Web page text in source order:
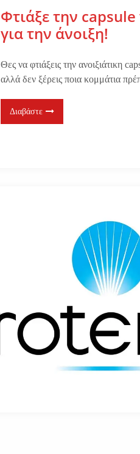
Φτιάξε την
για την άνοιξη!
Θες να φτιάξεις την ανοιξιάτικη
αλλά δεν ξέρεις ποια κομμάτια
Διαβάστε